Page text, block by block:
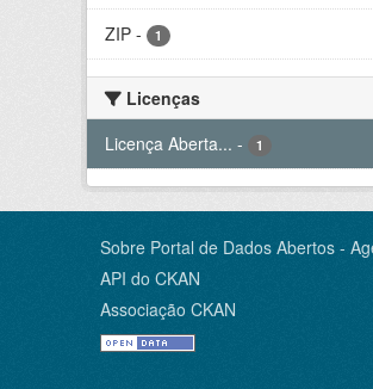
ZIP - 1
Licenças
Licença Aberta... - 1
Sobre Portal de Dados Abertos -
API do CKAN
Associação CKAN